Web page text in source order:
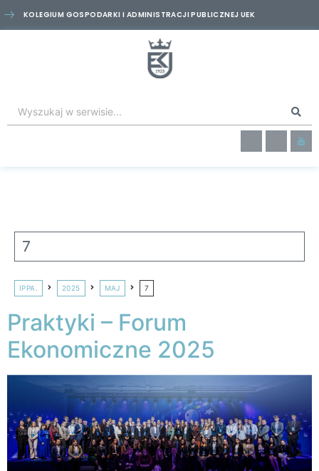
KOLEGIUM GOSPODARKI I ADMINISTRACJI PUBLICZNEJ UEK
7
IPPA. 2025 MAJ 7
Praktyki – Forum
Ekonomiczne 2025